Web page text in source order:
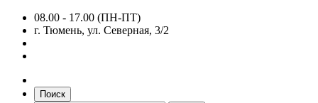
08.00 - 17.00 (ПН-ПТ)
г. Тюмень, ул. Северная, 3/2
Поиск